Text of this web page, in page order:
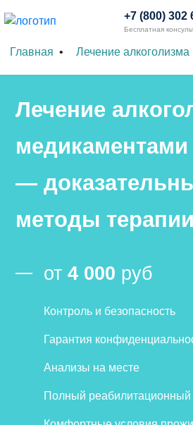
+7 (800) 302
Бесплатная
Главная Лечение алкоголизма
Лечение
—
методы терапии
от 4 000 руб
Контроль и безопасность
Гарантия
Анализы на месте
Полный реабилитационный